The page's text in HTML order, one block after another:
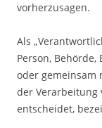
vorherzusagen.
Als
Person,
oder gemeinsam
der Verarbeitung
entscheidet,